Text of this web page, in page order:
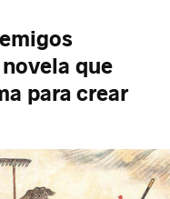
que
para crear